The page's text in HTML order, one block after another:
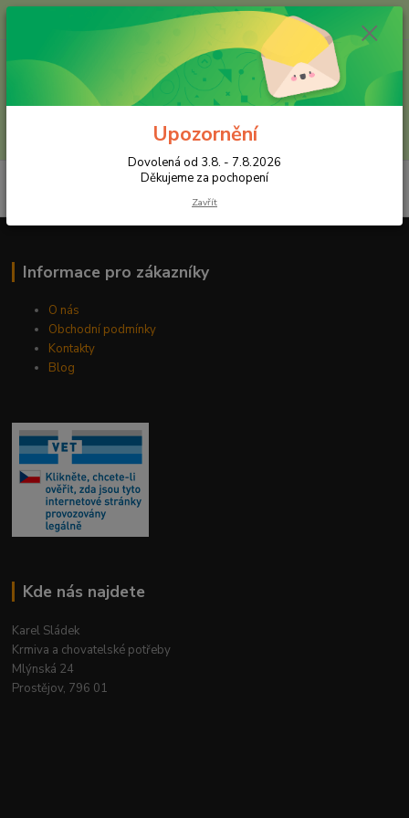
(Po-Pá, 8:30-16 hod.)
Informace pro zákazníky
O nás
Obchodní podmínky
Kontakty
Blog
Kde nás najdete
Karel Sládek
Krmiva a chovatelské potřeby
Mlýnská 24
Prostějov, 796 01
Upozornění
Dovolená od 3.8. - 7.8.2026
Děkujeme za pochopení
Zavřít